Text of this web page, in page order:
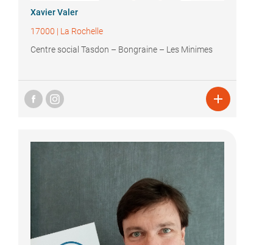
Xavier Valer
17000 | La Rochelle
Centre social Tasdon – Bongraine – Les Minimes
